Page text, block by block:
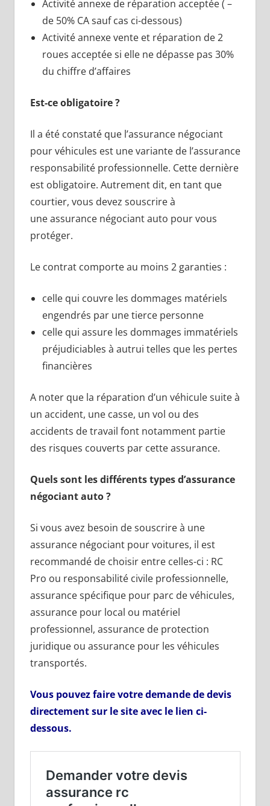
Activité annexe de réparation acceptée ( –
de 50% CA sauf cas ci-dessous)
Activité annexe vente et réparation de 2
roues acceptée si elle ne dépasse pas 30%
du chiffre d’affaires
Est-ce obligatoire ?
Il a été constaté que l’assurance négociant
pour véhicules est une variante de l’assurance
responsabilité professionnelle. Cette dernière
est obligatoire. Autrement dit, en tant que
courtier, vous devez souscrire à
une assurance négociant auto pour vous
protéger.
Le contrat comporte au moins 2 garanties :
celle qui couvre les dommages matériels
engendrés par une tierce personne
celle qui assure les dommages immatériels
préjudiciables à autrui telles que les pertes
financières
A noter que la réparation d’un véhicule suite à
un accident, une casse, un vol ou des
accidents de travail font notamment partie
des risques couverts par cette assurance.
Quels sont les différents types d’assurance
négociant auto ?
Si vous avez besoin de souscrire à une
assurance négociant pour voitures, il est
recommandé de choisir entre celles-ci : RC
Pro ou responsabilité civile professionnelle,
assurance spécifique pour parc de véhicules,
assurance pour local ou matériel
professionnel, assurance de protection
juridique ou assurance pour les véhicules
transportés.
Vous pouvez faire votre demande de devis
directement sur le site avec le lien ci-
dessous.